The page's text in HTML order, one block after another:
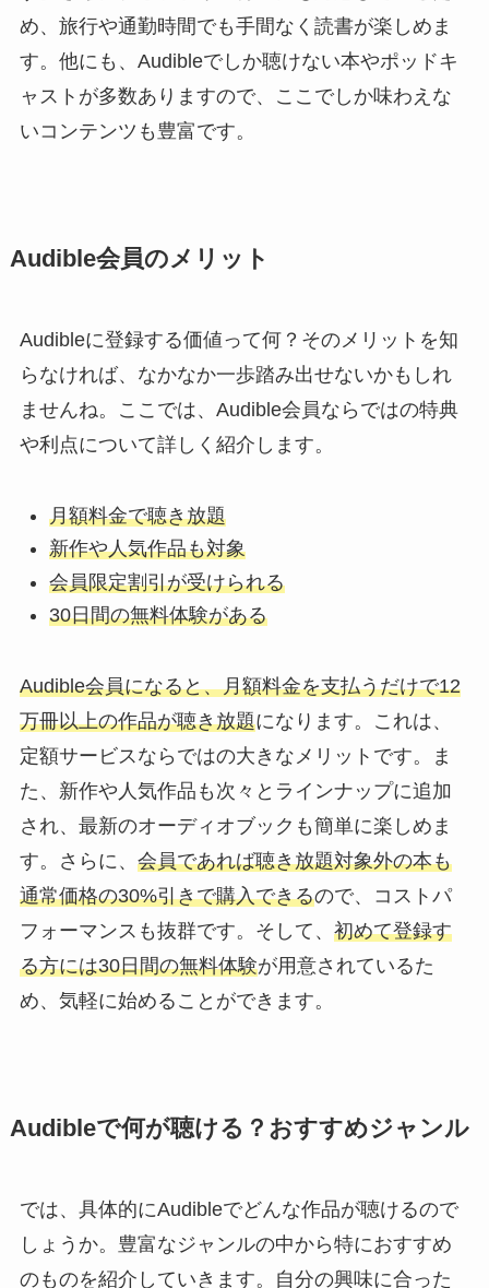
め、旅行や通勤時間でも手間なく読書が楽しめま
す。他にも、Audibleでしか聴けない本やポッドキ
ャストが多数ありますので、ここでしか味わえな
いコンテンツも豊富です。
Audible会員のメリット
Audibleに登録する価値って何？そのメリットを知
らなければ、なかなか一歩踏み出せないかもしれ
ませんね。ここでは、Audible会員ならではの特典
や利点について詳しく紹介します。
月額料金で聴き放題
新作や人気作品も対象
会員限定割引が受けられる
30日間の無料体験がある
Audible会員になると、月額料金を支払うだけで12
万冊以上の作品が聴き放題になります。これは、
定額サービスならではの大きなメリットです。ま
た、新作や人気作品も次々とラインナップに追加
され、最新のオーディオブックも簡単に楽しめま
す。さらに、 会員であれば聴き放題対象外の本も
通常価格の30%引きで購入できるので、コストパ
フォーマンスも抜群です。そして、 初めて登録す
る方には30日間の無料体験が用意されているた
め、気軽に始めることができます。
Audibleで何が聴ける？おすすめジャンル
では、具体的にAudibleでどんな作品が聴けるので
しょうか。豊富なジャンルの中から特におすすめ
のものを紹介していきます。自分の興味に合った